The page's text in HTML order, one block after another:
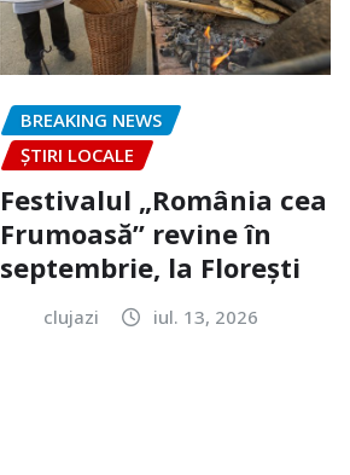
BREAKING NEWS
ȘTIRI LOCALE
Festivalul „România cea
Frumoasă” revine în
septembrie, la Florești
clujazi iul. 13, 2026